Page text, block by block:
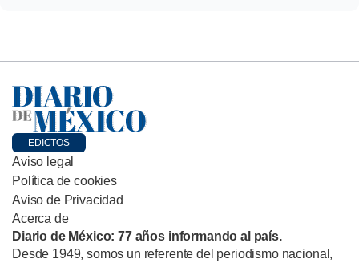
EDICTOS
Aviso legal
Política de cookies
Aviso de Privacidad
Acerca de
Diario de México: 77 años informando al país.
Desde 1949, somos un referente del periodismo nacional,